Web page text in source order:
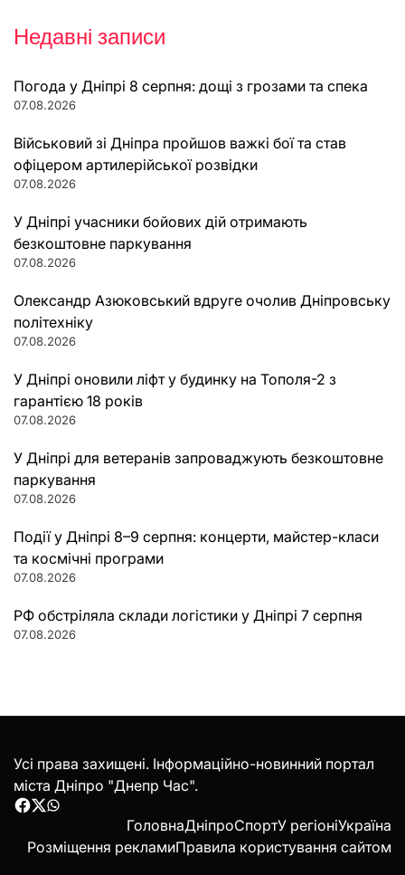
Недавні записи
Погода у Дніпрі 8 серпня: дощі з грозами та спека
07.08.2026
Військовий зі Дніпра пройшов важкі бої та став
офіцером артилерійської розвідки
07.08.2026
У Дніпрі учасники бойових дій отримають
безкоштовне паркування
07.08.2026
Олександр Азюковський вдруге очолив Дніпровську
політехніку
07.08.2026
У Дніпрі оновили ліфт у будинку на Тополя-2 з
гарантією 18 років
07.08.2026
У Дніпрі для ветеранів запроваджують безкоштовне
паркування
07.08.2026
Події у Дніпрі 8–9 серпня: концерти, майстер-класи
та космічні програми
07.08.2026
РФ обстріляла склади логістики у Дніпрі 7 серпня
07.08.2026
Усі права захищені. Інформаційно-новинний портал
міста Дніпро "Днепр Час".
Facebook
Twitter
WhatsApp
ГоловнаДніпроСпортУ регіоніУкраїна
Розміщення рекламиПравила користування сайтом